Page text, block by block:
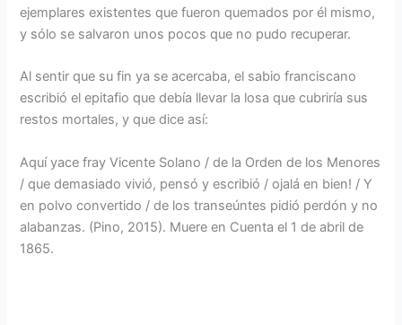
ejemplares existentes que fueron quemados por él mismo,
y sólo se salvaron unos pocos que no pudo recuperar.
Al sentir que su fin ya se acercaba, el sabio franciscano
escribió el epitafio que debía llevar la losa que cubriría sus
restos mortales, y que dice así:
Aquí yace fray Vicente Solano / de la Orden de los Menores
/ que demasiado vivió, pensó y escribió / ojalá en bien! / Y
en polvo convertido / de los transeúntes pidió perdón y no
alabanzas. (Pino, 2015). Muere en Cuenta el 1 de abril de
1865.